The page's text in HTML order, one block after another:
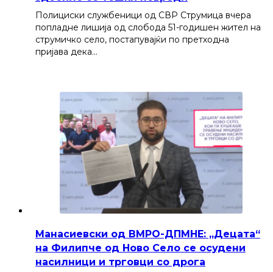
Полициски службеници од СВР Струмица вчера
попладне лишија од слобода 51-годишен жител на
струмичко село, постапувајќи по претходна
пријава дека…
Манасиевски од ВМРО-ДПМНЕ: „Децата“
на Филипче од Ново Село се осудени
насилници и трговци со дрога